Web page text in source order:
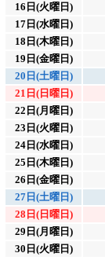
16日(火曜日)
17日(水曜日)
18日(木曜日)
19日(金曜日)
20日(土曜日)
21日(日曜日)
22日(月曜日)
23日(火曜日)
24日(水曜日)
25日(木曜日)
26日(金曜日)
27日(土曜日)
28日(日曜日)
29日(月曜日)
30日(火曜日)